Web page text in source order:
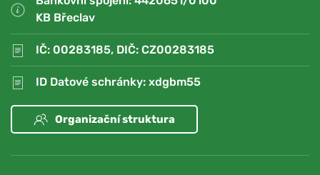
KB Břeclav
IČ: 00283185, DIČ: CZ00283185
ID Datové schránky: xdgbm55
Organizační struktura